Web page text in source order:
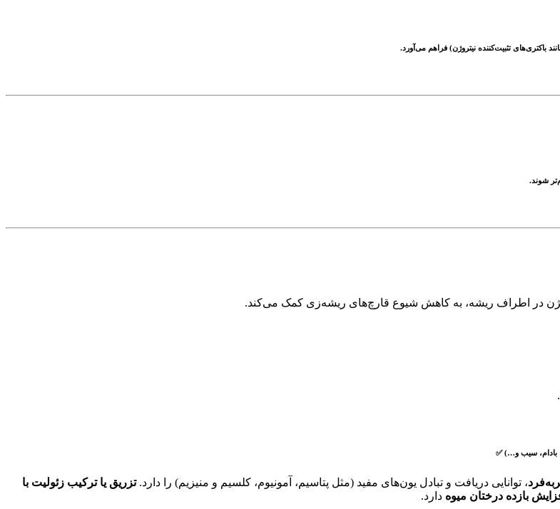
، توانایی دریافت و تبادل یون‌های مفید (مثل پتاسیم، آمونیوم، کلسیم و منیزیم) را دارد.تزریق یا ترکیب زئولیت با
بازده درختان میوه دارد.